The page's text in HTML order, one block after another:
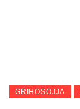
GRIHOSOJJA